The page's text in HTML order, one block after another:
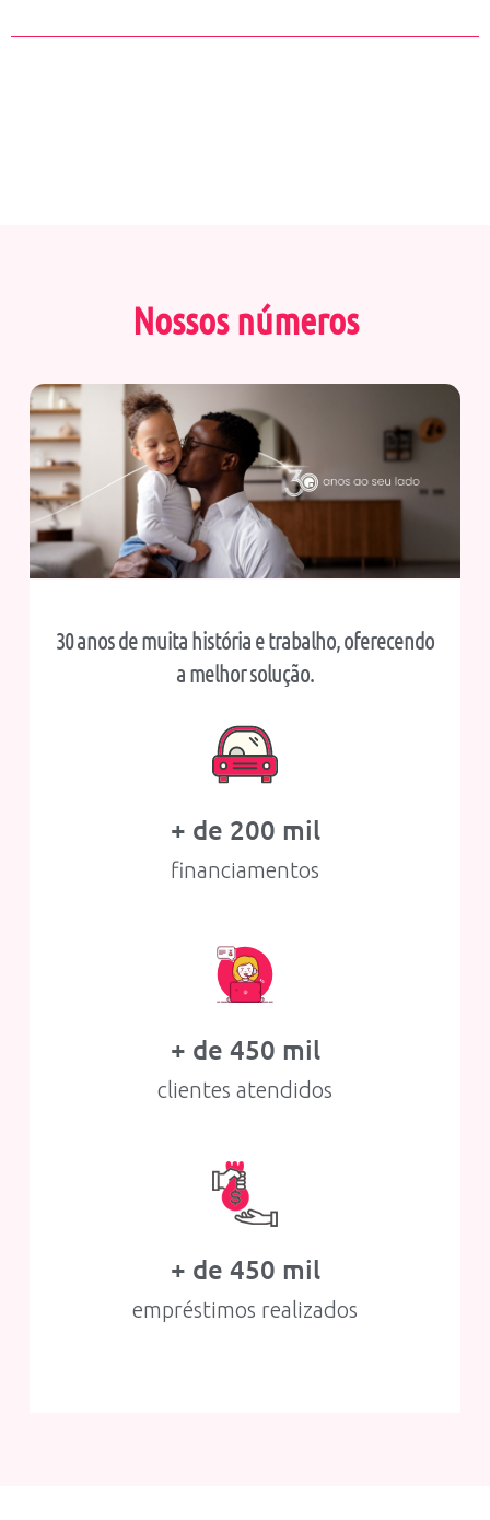
Nossos números
30 anos de muita história e trabalho, oferecendo
a melhor solução.
financiamentos
+ de 200 mil
clientes atendidos
+ de 450 mil
empréstimos realizados
+ de 450 mil